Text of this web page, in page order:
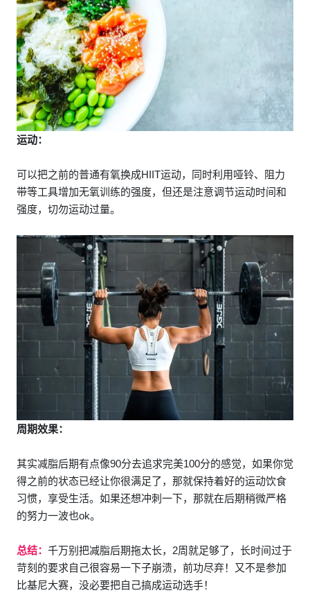
运动：
可以把之前的普通有氧换成HIIT运动，同时利用哑铃、阻力
带等工具增加无氧训练的强度，但还是注意调节运动时间和
强度，切勿运动过量。
周期效果：
其实减脂后期有点像90分去追求完美100分的感觉，如果你觉
得之前的状态已经让你很满足了，那就保持着好的运动饮食
习惯，享受生活。如果还想冲刺一下，那就在后期稍微严格
的努力一波也ok。
总结： 千万别把减脂后期拖太长，2周就足够了，长时间过于
苛刻的要求自己很容易一下子崩溃，前功尽弃！又不是参加
比基尼大赛，没必要把自己搞成运动选手！